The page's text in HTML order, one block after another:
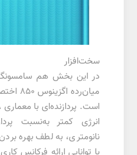
سخت‌افزار
نانومتری، به لطف بهره